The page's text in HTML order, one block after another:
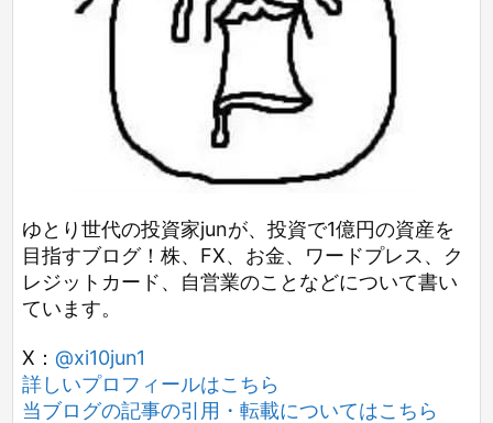
ゆとり世代の投資家junが、投資で1億円の資産を
目指すブログ！株、FX、お金、ワードプレス、ク
レジットカード、自営業のことなどについて書い
ています。
X： @xi10jun1
詳しいプロフィールはこちら
当ブログの記事の引用・転載についてはこちら